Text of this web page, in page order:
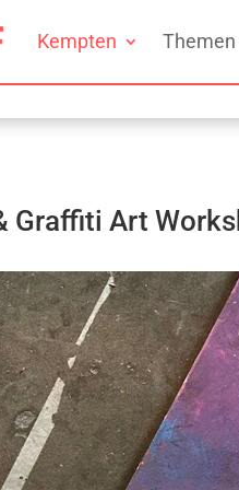
Kempten Themen
Graffiti Art